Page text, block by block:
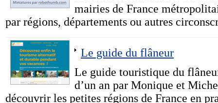
mairies de France
par régions, départements ou autres
Le guide du flâneur
Le guide touristique du
d’un an par Monique et
découvrir les petites régions de France en